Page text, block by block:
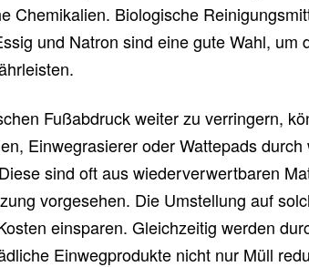
Chemikalien. Biologische
und Natron sind eine gute Wahl, um
Fußabdruck weiter zu verringern,
Einwegrasierer oder Wattepads
sind oft aus wiederverwertbaren
vorgesehen. Die Umstellung auf
einsparen. Gleichzeitig werden
Einwegprodukte nicht nur Müll